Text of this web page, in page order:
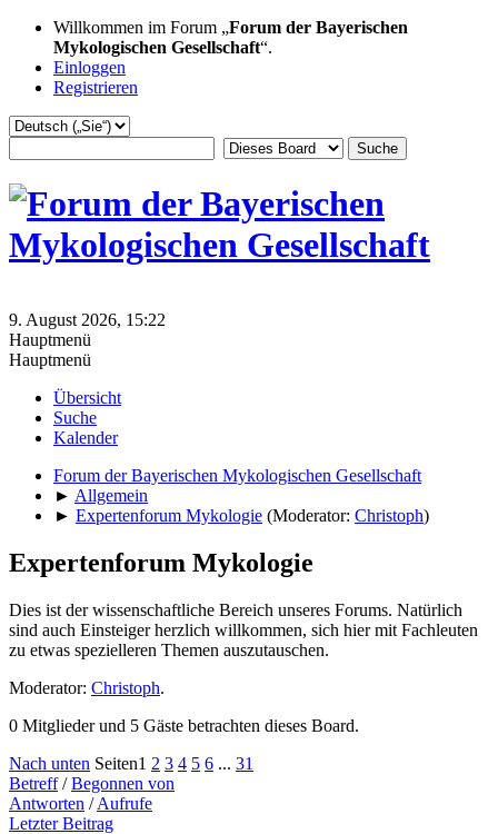
Willkommen im Forum „Forum der Bayerischen
Mykologischen Gesellschaft“.
Einloggen
Registrieren
9. August 2026, 15:22
Hauptmenü
Hauptmenü
Übersicht
Suche
Kalender
Forum der Bayerischen Mykologischen Gesellschaft
► Allgemein
► Expertenforum Mykologie (Moderator: Christoph)
Expertenforum Mykologie
Dies ist der wissenschaftliche Bereich unseres Forums. Natürlich
sind auch Einsteiger herzlich willkommen, sich hier mit Fachleuten
zu etwas spezielleren Themen auszutauschen.
Moderator: Christoph.
0 Mitglieder und 5 Gäste betrachten dieses Board.
Nach unten Seiten1 2 3 4 5 6 ... 31
Betreff/Begonnen von
Antworten /Aufrufe
Letzter Beitrag